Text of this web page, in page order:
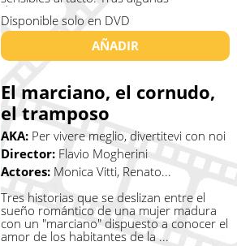
desventuras c�...
Disponible solo en DVD
AÑADIR
El marciano, el cornudo,
el tramposo
AKA: Per vivere meglio, divertitevi con noi
Director: Flavio Mogherini
Actores: Monica Vitti, Renato...
Tres historias que se deslizan entre el
sueño romántico de una mujer madura
con un "marciano" dispuesto a conocer el
amor de los habitantes de la ...